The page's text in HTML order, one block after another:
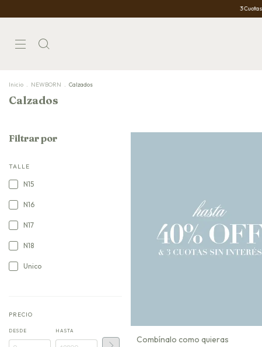
3 Cuotas Sin Interés
Inicio . NEWBORN . Calzados
Calzados
Filtrar por
TALLE
N15
N16
N17
N18
Unico
PRECIO
DESDE HASTA
Combínalo como quieras